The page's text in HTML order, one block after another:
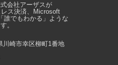
会社アーザス が
ス決済、Microsoft
誰でもわかる」ような
。
川崎市幸区柳町1番地